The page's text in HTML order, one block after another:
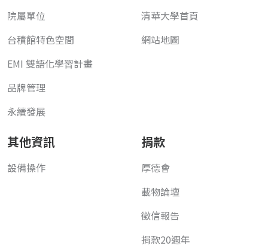
院屬單位
台積館特色空間
EMI 雙語化學習計畫
品牌管理
永續發展
清華大學首頁
網站地圖
其他資訊
設備操作
捐款
厚德會
載物論壇
徵信報告
捐款20週年